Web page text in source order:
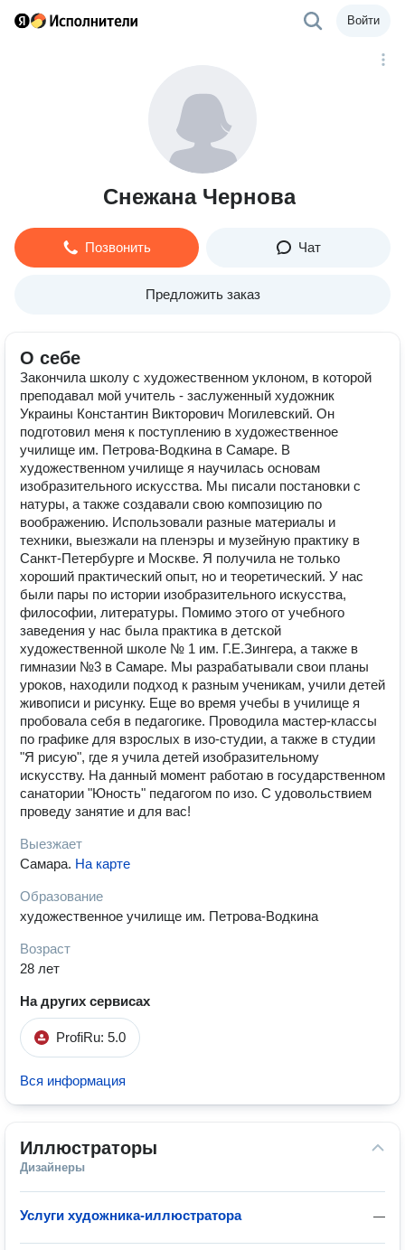
Войти
Снежана Чернова
Позвонить Чат
Предложить заказ
О себе
Закончила школу с художественном уклоном, в которой
преподавал мой учитель - заслуженный художник
Украины Константин Викторович Могилевский. Он
подготовил меня к поступлению в художественное
училище им. Петрова-Водкина в Самаре. В
художественном училище я научилась основам
изобразительного искусства. Мы писали постановки с
натуры, а также создавали свою композицию по
воображению. Использовали разные материалы и
техники, выезжали на пленэры и музейную практику в
Санкт-Петербурге и Москве. Я получила не только
хороший практический опыт, но и теоретический. У нас
были пары по истории изобразительного искусства,
философии, литературы. Помимо этого от учебного
заведения у нас была практика в детской
художественной школе № 1 им. Г.Е.Зингера, а также в
гимназии №3 в Самаре. Мы разрабатывали свои планы
уроков, находили подход к разным ученикам, учили детей
живописи и рисунку. Еще во время учебы в училище я
пробовала себя в педагогике. Проводила мастер-классы
по графике для взрослых в изо-студии, а также в студии
"Я рисую", где я учила детей изобразительному
искусству. На данный момент работаю в государственном
санатории "Юность" педагогом по изо. С удовольствием
проведу занятие и для вас!
Выезжает
Самара. На карте
Образование
художественное училище им. Петрова-Водкина
Возраст
28 лет
На других сервисах
ProfiRu: 5.0
Вся информация
Иллюстраторы
Дизайнеры
—
Услуги художника-иллюстратора